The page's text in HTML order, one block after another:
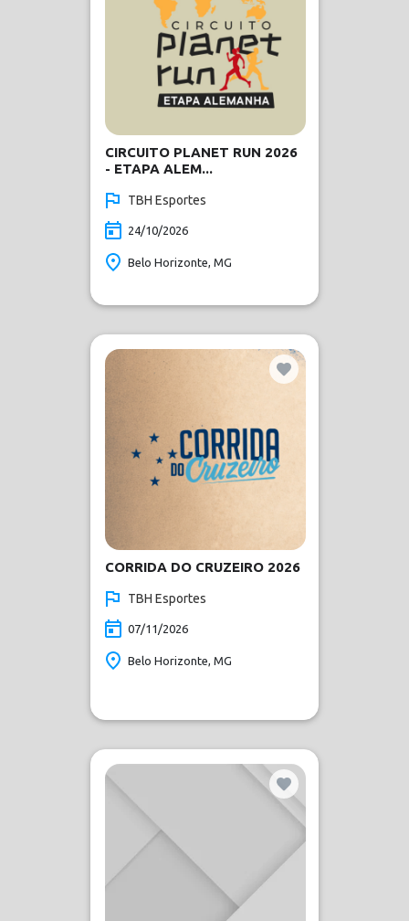
CIRCUITO PLANET RUN 2026
- ETAPA ALEM...
TBH Esportes
24/10/2026
Belo Horizonte, MG
CORRIDA DO CRUZEIRO 2026
TBH Esportes
07/11/2026
Belo Horizonte, MG